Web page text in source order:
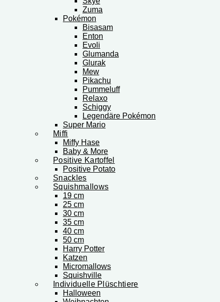
Zuma
Pokémon
Bisasam
Enton
Evoli
Glumanda
Glurak
Mew
Pikachu
Pummeluff
Relaxo
Schiggy
Legendäre Pokémon
Super Mario
Miffi
Miffy Hase
Baby & More
Positive Kartoffel
Positive Potato
Snackles
Squishmallows
19 cm
25 cm
30 cm
35 cm
40 cm
50 cm
Harry Potter
Katzen
Micromallows
Squishville
Individuelle Plüschtiere
Halloween